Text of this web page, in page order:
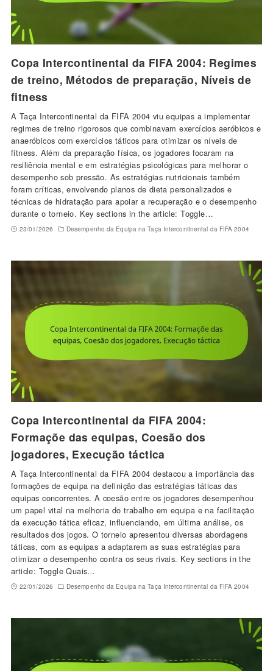
Copa Intercontinental da FIFA 2004: Regimes
de treino, Métodos de preparação, Níveis de
fitness
A Taça Intercontinental da FIFA 2004 viu equipas a implementar
regimes de treino rigorosos que combinavam exercícios aeróbicos e
anaeróbicos com exercícios táticos para otimizar os níveis de
fitness. Além da preparação física, os jogadores focaram na
resiliência mental e em estratégias psicológicas para melhorar o
desempenho sob pressão. As estratégias nutricionais também
foram críticas, envolvendo planos de dieta personalizados e
técnicas de hidratação para apoiar a recuperação e o desempenho
durante o torneio. Key sections in the article: Toggle…
23/01/2026 Desempenho da Equipa na Taça Intercontinental da FIFA 2004
Copa Intercontinental da FIFA 2004:
Formaçõe das equipas, Coesão dos
jogadores, Execução táctica
A Taça Intercontinental da FIFA 2004 destacou a importância das
formações de equipa na definição das estratégias táticas das
equipas concorrentes. A coesão entre os jogadores desempenhou
um papel vital na melhoria do trabalho em equipa e na facilitação
da execução tática eficaz, influenciando, em última análise, os
resultados dos jogos. O torneio apresentou diversas abordagens
táticas, com as equipas a adaptarem as suas estratégias para
otimizar o desempenho contra os seus rivais. Key sections in the
article: Toggle Quais…
22/01/2026 Desempenho da Equipa na Taça Intercontinental da FIFA 2004